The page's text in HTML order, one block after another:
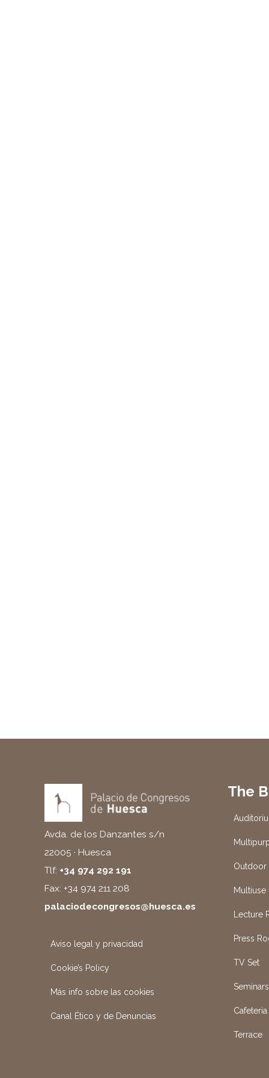
Avda. de los Danzantes s/n
22005 · Huesca
Tlf: +34 974 292 191
Fax: +34 974 211 208
palaciodecongresos@huesca.es
Aviso legal y privacidad
Cookie’s Policy
Más info sobre las cookies
Canal Ético y de Denuncias
The
Outdoor
Multiuse
Lecture
Press
TV Set
Seminars
Cafeteria
Terrace